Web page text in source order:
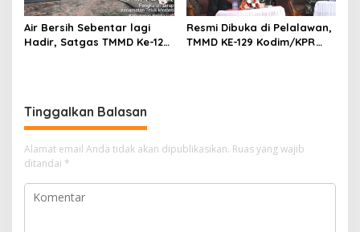
Air Bersih Sebentar lagi
Hadir, Satgas TMMD Ke-129
Resmi Dibuka di Pelalawan,
TMMD KE-129 Kodim/KPR
Tinggalkan Balasan
Alamat email Anda tidak akan dipublikasikan. Ruas yang wajib
ditandai *